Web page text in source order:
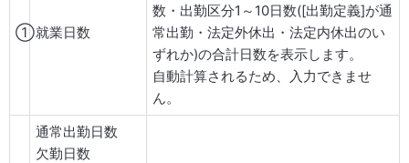
①就業日数
数・出勤区分1～10日数([出勤定義]が通
常出勤・法定外休出・法定内休出のい
ずれか)の合計日数を表示します。
自動計算されるため、入力できませ
ん。
通常出勤日数
欠勤日数